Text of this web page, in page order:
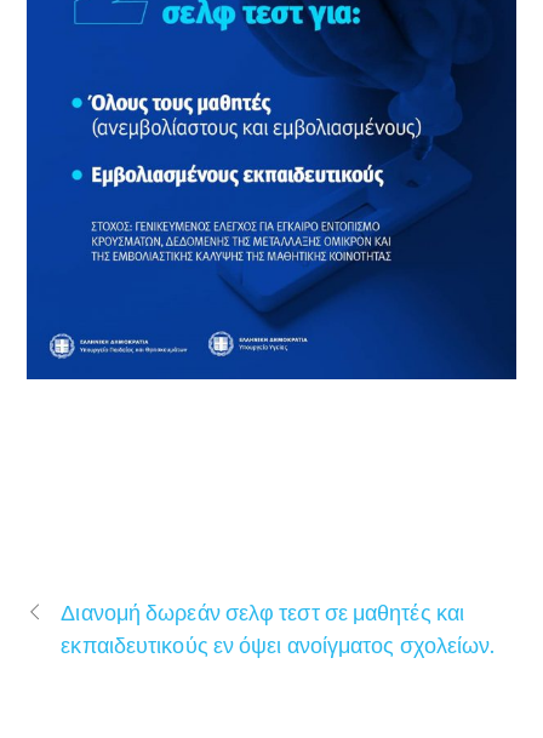
Διανομή δωρεάν σελφ τεστ σε μαθητές και
εκπαιδευτικούς εν όψει ανοίγματος σχολείων.